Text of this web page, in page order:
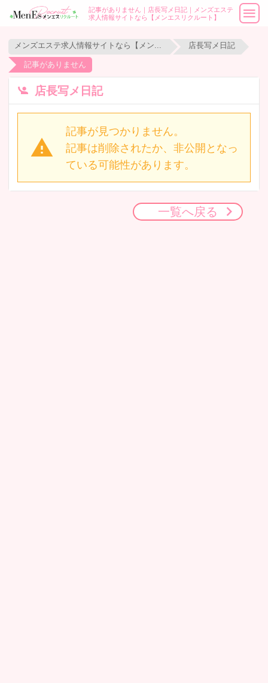
記事がありません｜店長写メ日記｜メンズエステ
求人情報サイトなら【メンエスリクルート】
店長写メ日記
記事がありません
店長写メ日記
記事が見つかりません。
記事は削除されたか、非公開となっ
ている可能性があります。
一覧へ戻る